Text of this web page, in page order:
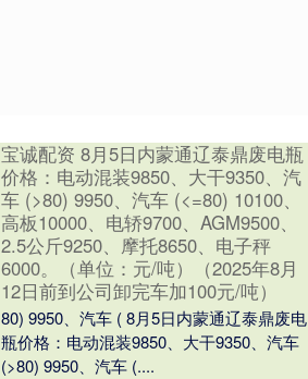
宝诚配资 8月5日内蒙通辽泰鼎废电瓶
价格：电动混装9850、大干9350、汽
车 (>80) 9950、汽车 (<=80) 10100、
高板10000、电轿9700、AGM9500、
2.5公斤9250、摩托8650、电子秤
6000。（单位：元/吨）（2025年8月
12日前到公司卸完车加100元/吨）
80) 9950、汽车 ( 8月5日内蒙通辽泰鼎废电
瓶价格：电动混装9850、大干9350、汽车
(>80) 9950、汽车 (....